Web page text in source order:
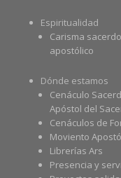
Espiritualidad
Carisma
apostólico
Dónde estamos
Cenáculo
Apóstol del
Cenáculos de
Moviento
Librerías Ars
Presencia y